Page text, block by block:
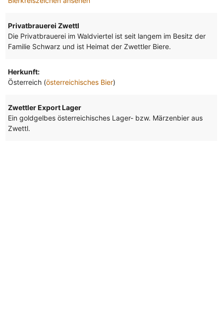
Privatbrauerei Zwettl
Die Privatbrauerei im Waldviertel ist seit langem im Besitz der
Familie Schwarz und ist Heimat der Zwettler Biere.
Herkunft:
Österreich (österreichisches Bier)
Zwettler Export Lager
Ein goldgelbes österreichisches Lager- bzw. Märzenbier aus
Zwettl.